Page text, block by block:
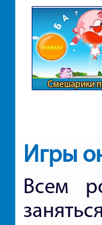
Смешарики
Игры
Всем